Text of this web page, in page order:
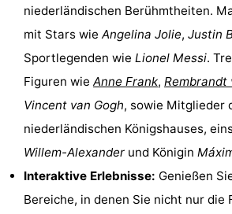
Städte
Sport
Radfahren
Wandern
Unterhaltung
Nachtleben
Essen
niederländischen Berühmtheiten.
mit Stars wie Angelina Jolie, Justin
Sportlegenden wie Lionel Messi.
Figuren wie Anne Frank, Rembrandt
Vincent van Gogh, sowie Mitglieder
niederländischen Königshauses,
Willem-Alexander und Königin
Interaktive Erlebnisse: Genießen
Bereiche, in denen Sie nicht nur die